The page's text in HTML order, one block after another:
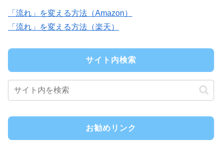
「流れ」を変える方法（Amazon）
「流れ」を変える方法（楽天）
サイト内検索
お勧めリンク